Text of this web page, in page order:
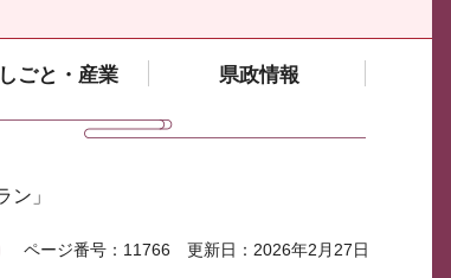
しごと・産業 県政情報
ン」
ページ番号：11766 更新日：2026年2月27日